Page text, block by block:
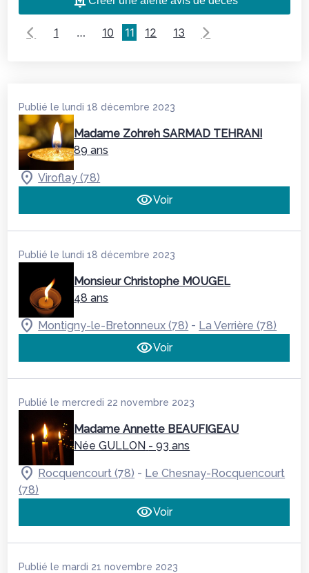
1 … 10 11 12 13
Publié le lundi 18 décembre 2023
Madame Zohreh SARMAD TEHRANI
89 ans
Viroflay (78)
Voir
Publié le lundi 18 décembre 2023
Monsieur Christophe MOUGEL
48 ans
Montigny-le-Bretonneux (78) - La Verrière (78)
Voir
Publié le mercredi 22 novembre 2023
Madame Annette BEAUFIGEAU
Née GULLON - 93 ans
Rocquencourt (78) - Le Chesnay-Rocquencourt
(78)
Voir
Publié le mardi 21 novembre 2023